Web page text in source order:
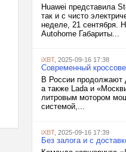
Huawei представила
так и с чисто
неделе, 21 сентября.
Autohome Габариты...
iXBT, 2025-09-16 17:38
Современный
В России продолжают
а также Lada и
литровым мотором
системой,...
iXBT, 2025-09-16 17:39
Без залога и с